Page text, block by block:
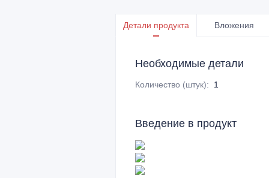
Детали продукта Вложения
Необходимые детали
Количество (штук): 1
Введение в продукт